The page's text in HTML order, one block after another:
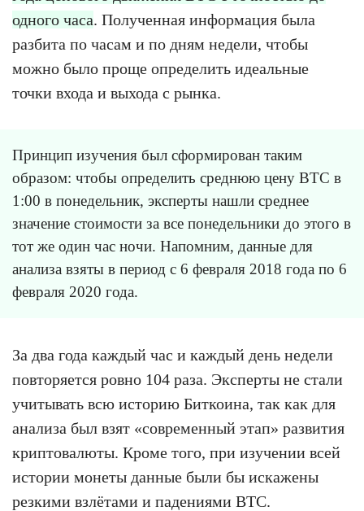
одного часа. Полученная информация была
разбита по часам и по дням недели, чтобы
можно было проще определить идеальные
точки входа и выхода с рынка.
Принцип изучения был сформирован таким
образом: чтобы определить среднюю цену BTC в
1:00 в понедельник, эксперты нашли среднее
значение стоимости за все понедельники до этого в
тот же один час ночи. Напомним, данные для
анализа взяты в период с 6 февраля 2018 года по 6
февраля 2020 года.
За два года каждый час и каждый день недели
повторяется ровно 104 раза. Эксперты не стали
учитывать всю историю Биткоина, так как для
анализа был взят «современный этап» развития
криптовалюты. Кроме того, при изучении всей
истории монеты данные были бы искажены
резкими взлётами и падениями BTC.